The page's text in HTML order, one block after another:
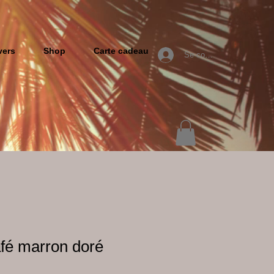
Shop Carte cadeau Se connecter
marron doré